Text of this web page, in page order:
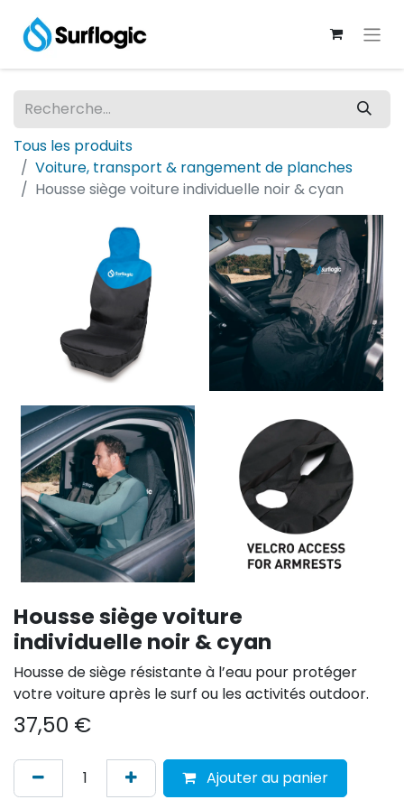
Tous les produits
Voiture, transport & rangement de planches
Housse siège voiture individuelle noir & cyan
Housse siège voiture
individuelle noir & cyan
Housse de siège résistante à l’eau pour protéger
votre voiture après le surf ou les activités outdoor.
37,50 €
Ajouter au panier